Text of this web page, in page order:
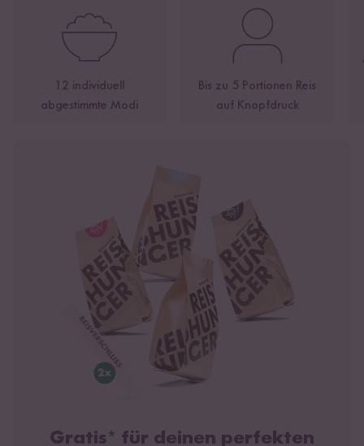
12 individuell
abgestimmte Modi
Bis zu 5 Portionen Reis
auf Knopfdruck
Gratis* für deinen perfekten